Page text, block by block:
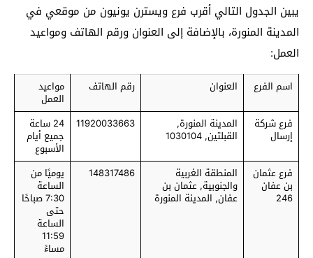
يبين الجدول التالي أقرب فرع ويسترن يونيون من موقعي في
المدينة المنورة، بالإضافة إلى العنوان ورقم الهاتف ومواعيد
العمل:
اسم الفرع العنوان رقم الهاتف مواعيد
العمل
فرع شركة
إرسال
المدينة المنورة,
القبلتين, 1030104
11920033663 24 ساعة
جميع أيام
الأسبوع
فرع عثمان
بن عفان
246
المنطقة الغربية
والجنوبية, عثمان بن
عفان, المدينة المنورة
148317486 يوميًا من
الساعة
7:30 صباحًا
حتى
الساعة
11:59
مساءً